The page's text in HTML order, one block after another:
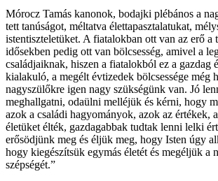
Mórocz Tamás kanonok, bodajki plébános a
tett tanúságot, méltatva élettapasztalatukat,
istentiszteletüket. A fiatalokban ott van az erő a
idősekben pedig ott van bölcsesség, amivel a
családjaiknak, hiszen a fiatalokból ez a gazdag
kialakuló, a megélt évtizedek bölcsessége még
nagyszülőkre igen nagy szükségünk van. Jó
meghallgatni, odaülni melléjük és kérni, hogy
azok a családi hagyományok, azok az értékek,
életüket élték, gazdagabbak tudtak lenni lelki
erősödjünk meg és éljük meg, hogy Isten úgy
hogy kiegészítsük egymás életét és megéljük a
szépségét.”